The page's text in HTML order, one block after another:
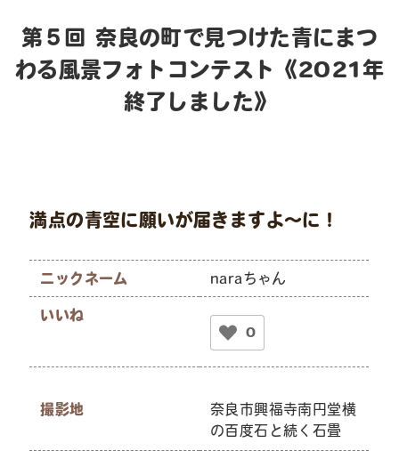
第５回 奈良の町で見つけた青にまつ
わる風景フォトコンテスト《2021年
終了しました》
満点の青空に願いが届きますよ～に！
ニックネーム naraちゃん
いいね
0
撮影地
奈良市興福寺南円堂横
の百度石と続く石畳